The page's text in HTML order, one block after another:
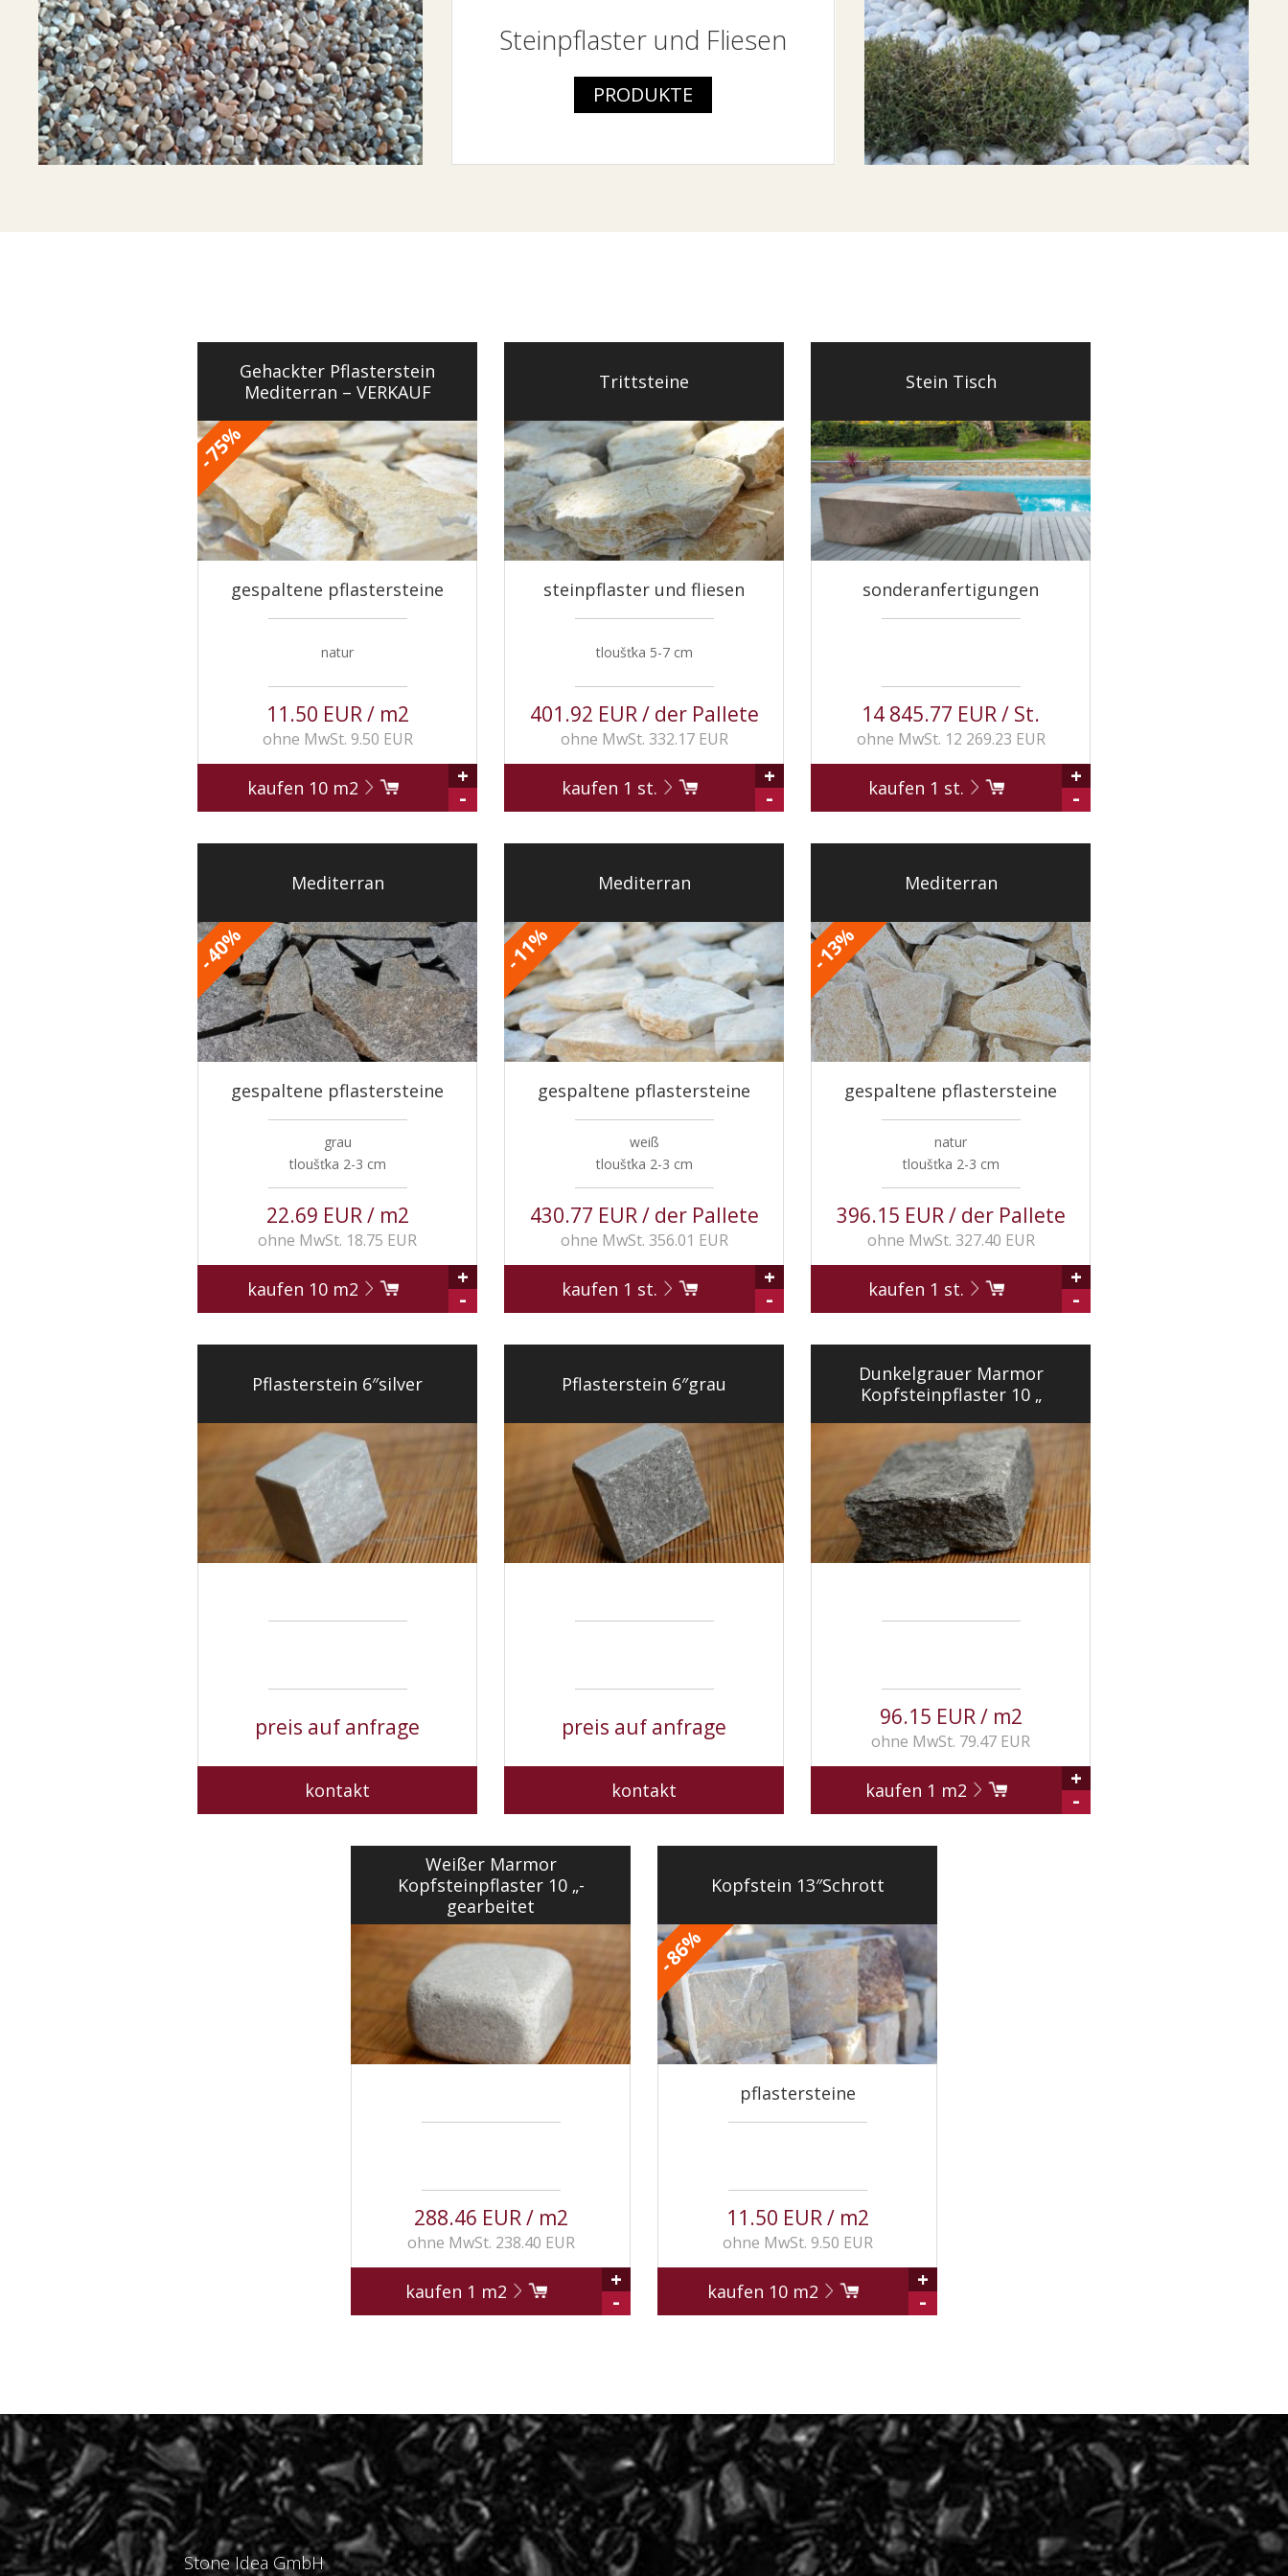
Steinpflaster und Fliesen
PRODUKTE
Gehackter Pflasterstein
Mediterran – VERKAUF
-
75
%
gespaltene pflastersteine
natur
11.50 EUR / m2
ohne MwSt. 9.50 EUR
kaufen 10 m2
+
-
Trittsteine
steinpflaster und fliesen
tloušťka 5-7 cm
401.92 EUR / der Pallete
ohne MwSt. 332.17 EUR
kaufen 1 st.
+
-
Stein Tisch
sonderanfertigungen
14 845.77 EUR / St.
ohne MwSt. 12 269.23 EUR
kaufen 1 st.
+
-
Mediterran
-
40
%
gespaltene pflastersteine
grau
tloušťka 2-3 cm
22.69 EUR / m2
ohne MwSt. 18.75 EUR
kaufen 10 m2
+
-
Mediterran
-
11
%
gespaltene pflastersteine
weiß
tloušťka 2-3 cm
430.77 EUR / der Pallete
ohne MwSt. 356.01 EUR
kaufen 1 st.
+
-
Mediterran
-
13
%
gespaltene pflastersteine
natur
tloušťka 2-3 cm
396.15 EUR / der Pallete
ohne MwSt. 327.40 EUR
kaufen 1 st.
+
-
Pflasterstein 6″silver
preis auf anfrage
kontakt
Pflasterstein 6″grau
preis auf anfrage
kontakt
Dunkelgrauer Marmor
Kopfsteinpflaster 10 „
96.15 EUR / m2
ohne MwSt. 79.47 EUR
kaufen 1 m2
+
-
Weißer Marmor
Kopfsteinpflaster 10 „-
gearbeitet
288.46 EUR / m2
ohne MwSt. 238.40 EUR
kaufen 1 m2
+
-
Kopfstein 13″Schrott
-
86
%
pflastersteine
11.50 EUR / m2
ohne MwSt. 9.50 EUR
kaufen 10 m2
+
-
Stone Idea GmbH